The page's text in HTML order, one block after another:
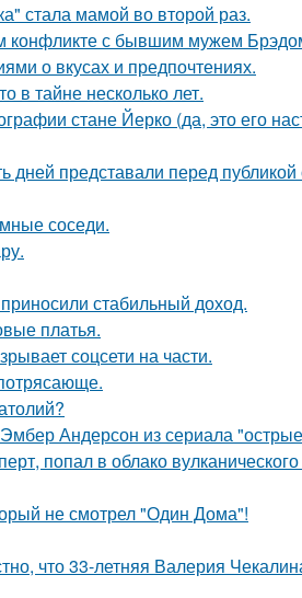
стала мамой во второй раз.
конфликте с бывшим мужем
о вкусах и предпочтениях.
в тайне несколько лет.
стане Йерко (да, это его
дней представали перед
соседи.
стабильный доход.
платья.
соцсети на части.
Андерсон из сериала
попал в облако
не смотрел "Один Дома"!
что 33-летняя Валерия